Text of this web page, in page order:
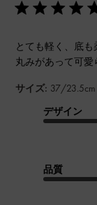
とても軽く、底も
丸みがあって可愛
サイズ: 37/23.5cm
デザイン
品質